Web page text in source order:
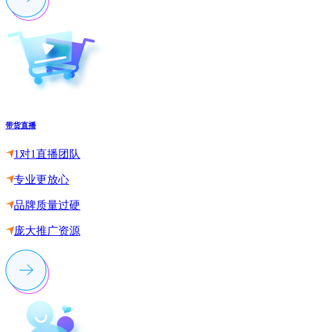
带货直播
1对1直播团队
专业更放心
品牌质量过硬
庞大推广资源